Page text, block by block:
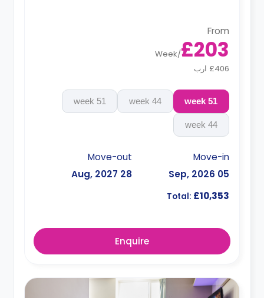
From
£203
/
Week
£406 ارب
51 week
44 week
51 week
44 week
Move-in
05 Sep, 2026
Move-out
28 Aug, 2027
Total: £10,353
Enquire